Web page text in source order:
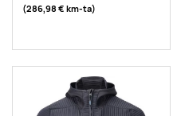
(286,98 € km-ta)